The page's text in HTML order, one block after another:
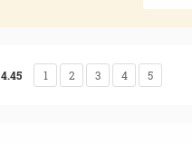
4.45 1 2 3 4 5